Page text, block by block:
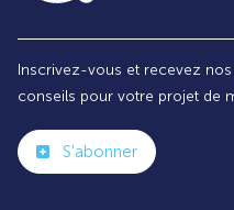
Inscrivez-vous et recevez
conseils pour votre projet de
S'abonner